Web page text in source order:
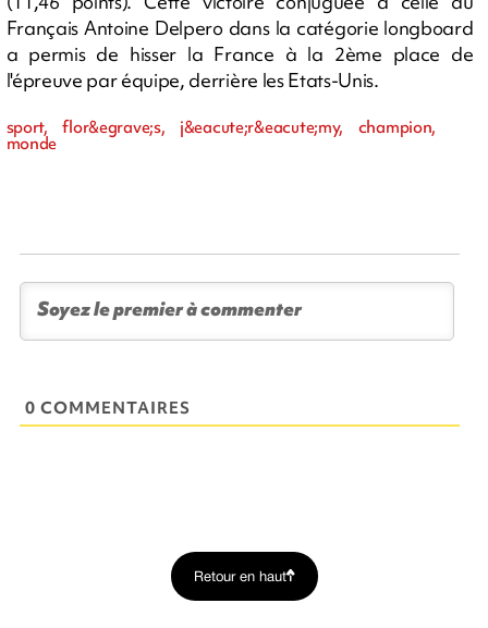
Français Antoine Delpero dans la catégorie longboard
a permis de hisser la France à la 2ème place de
l'épreuve par équipe, derrière les Etats-Unis.
sport, flor&egrave;s, j&eacute;r&eacute;my, champion,
monde
0 COMMENTAIRES
Retour en haut